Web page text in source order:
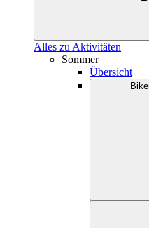
Alles zu Aktivitäten
Sommer
Übersicht